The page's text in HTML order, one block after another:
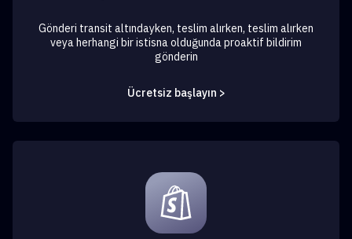
Gönderi transit altındayken, teslim alırken, teslim alırken
veya herhangi bir istisna olduğunda proaktif bildirim
gönderin
Ücretsiz başlayın >